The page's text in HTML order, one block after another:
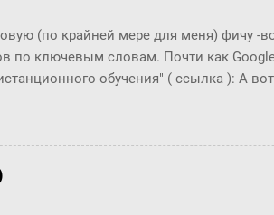
т.к. получается, что все богатства
их как-то найти... Информаци...
(по крайней мере для меня) фичу -
по ключевым словам. Почти как Google
обучения" ( ссылка ): А